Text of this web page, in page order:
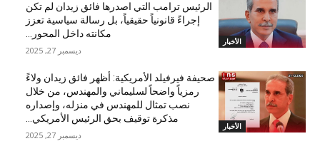
الأخبار
الرئيس ترامب التي اصدرها فائق زيدان لم تكن
إجراءً قانونياً حقيقياً، بل رسالة سياسية تعزز
مكانته داخل المحور...
ديسمبر 27, 2025
الأخبار
صحيفة فيرفيلد الأمريكية: أظهر فائق زيدان ولاءً
رمزياً واضحاً لسليماني والمهندس، من خلال
نصب تمثال للمهندس في منزله، وإصداره
مذكرة توقيف بحق الرئيس الأمريكي...
ديسمبر 27, 2025